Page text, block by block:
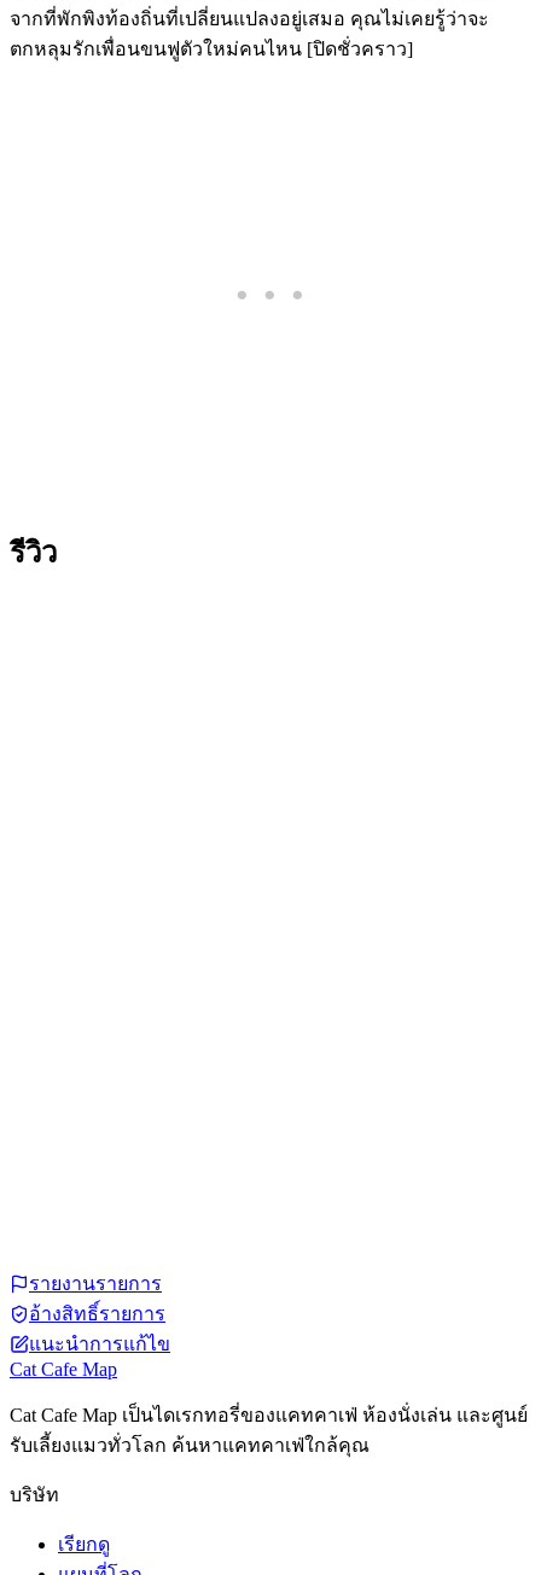
จากที่พักพิงท้องถิ่นที่เปลี่ยนแปลงอยู่เสมอ คุณไม่เคยรู้ว่าจะ
ตกหลุมรักเพื่อนขนฟูตัวใหม่คนไหน [ปิดชั่วคราว]
รีวิว
รายงานรายการ
อ้างสิทธิ์รายการ
แนะนำการแก้ไข
Cat Cafe Map
Cat Cafe Map เป็นไดเรกทอรี่ของแคทคาเฟ่ ห้องนั่งเล่น และศูนย์
รับเลี้ยงแมวทั่วโลก ค้นหาแคทคาเฟ่ใกล้คุณ
บริษัท
เรียกดู